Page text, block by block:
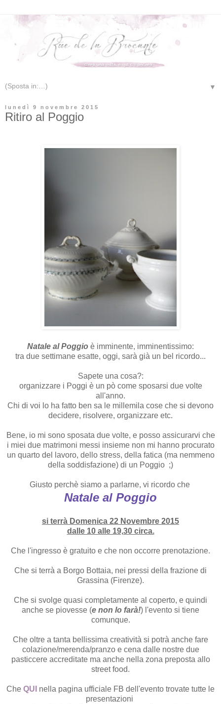
▼
lunedì 9 novembre 2015
Ritiro al Poggio
Natale al Poggio è imminente, imminentissimo:
tra due settimane esatte, oggi, sarà già un bel ricordo...
Sapete una cosa?:
organizzare i Poggi è un pò come sposarsi due volte
all'anno.
Chi di voi lo ha fatto ben sa le millemila cose che si devono
decidere, risolvere, organizzare etc.
Bene, io mi sono sposata due volte, e posso assicurarvi che
i miei due matrimoni messi insieme non mi hanno procurato
un quarto del lavoro, dello stress, della fatica (ma nemmeno
della soddisfazione) di un Poggio ;)
Giusto perchè siamo a parlarne, vi ricordo che
Natale al Poggio
si terrà Domenica 22 Novembre 2015
dalle 10 alle 19,30 circa.
Che l'ingresso è gratuito e che non occorre prenotazione.
Che si terrà a Borgo Bottaia, nei pressi della frazione di
Grassina (Firenze).
Che si svolge quasi completamente al coperto, e quindi
anche se piovesse (e non lo farà!) l'evento si tiene
comunque.
Che oltre a tanta bellissima creatività si potrà anche fare
colazione/merenda/pranzo e cena dalle nostre due
pasticcere accreditate ma anche nella zona preposta allo
street food.
Che QUI nella pagina ufficiale FB dell'evento trovate tutte le
presentazioni